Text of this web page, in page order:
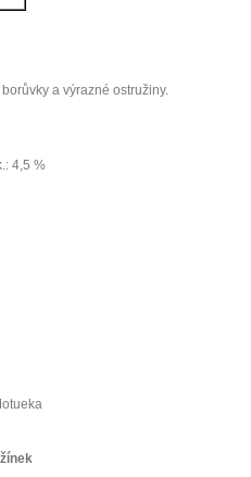
a výrazné ostružiny.
4,5 %